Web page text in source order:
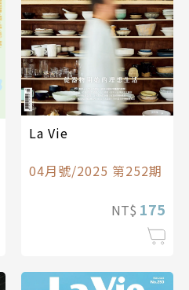
La Vie
04月號/2025 第252期
NT$ 175